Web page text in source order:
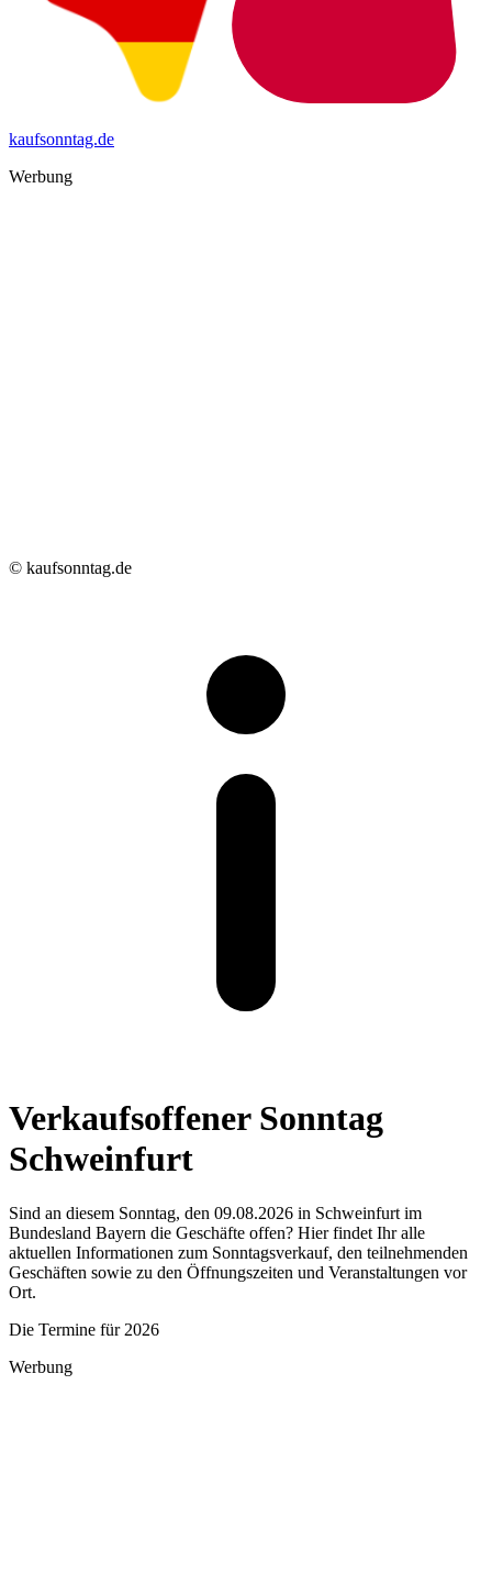
kaufsonntag.de
Werbung
© kaufsonntag.de
Verkaufsoffener Sonntag
Schweinfurt
Sind an diesem Sonntag, den 09.08.2026 in Schweinfurt im
Bundesland Bayern die Geschäfte offen? Hier findet Ihr alle
aktuellen Informationen zum Sonntagsverkauf, den teilnehmenden
Geschäften sowie zu den Öffnungszeiten und Veranstaltungen vor
Ort.
Die Termine für 2026
Werbung